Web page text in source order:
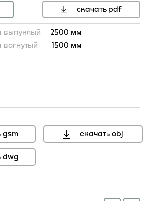
скачать pdf
выпуклый
2500 мм
вогнутый
1500 мм
gsm скачать obj
dwg